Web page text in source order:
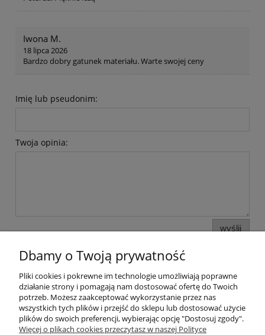
Iwona M.
18 lipca 2026
Bardzo dobry gatunek materiału. Warte swojej ceny
Imię lub pseudonim:
Twoja opinia:
wyślij
Informacje i pomoc
Moje konto
Dbamy o Twoją prywatność
Pliki cookies i pokrewne im technologie umożliwiają poprawne
działanie strony i pomagają nam dostosować ofertę do Twoich
potrzeb. Możesz zaakceptować wykorzystanie przez nas
wszystkich tych plików i przejść do sklepu lub dostosować użycie
plików do swoich preferencji, wybierając opcję "Dostosuj zgody".
Więcej o plikach cookies przeczytasz w naszej Polityce